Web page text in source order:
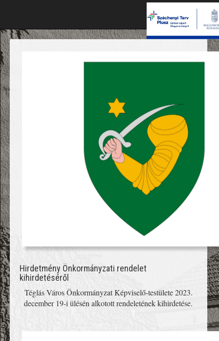
Hirdetmény Önkormányzati rendelet
kihirdetéséről
Téglás Város Önkormányzat Képviselő-testülete 2023.
december 19-i ülésén alkotott rendeletének kihirdetése.